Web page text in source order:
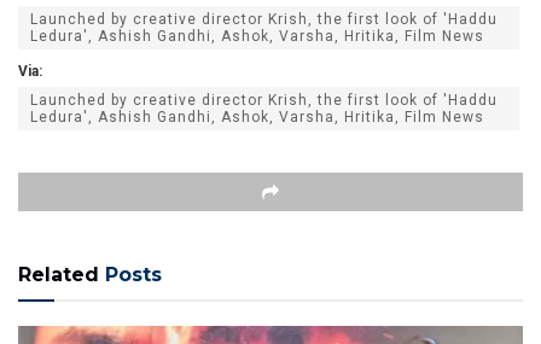
Launched by creative director Krish, the first look of 'Haddu
Ledura', Ashish Gandhi, Ashok, Varsha, Hritika, Film News
Via:
Launched by creative director Krish, the first look of 'Haddu
Ledura', Ashish Gandhi, Ashok, Varsha, Hritika, Film News
Related Posts